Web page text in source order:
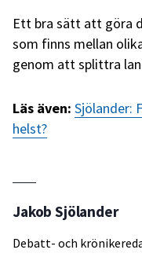
Ett bra sätt att göra
som finns mellan
genom att splittra
Läs även: Sjölander:
helst?
Jakob Sjölander
Debatt- och